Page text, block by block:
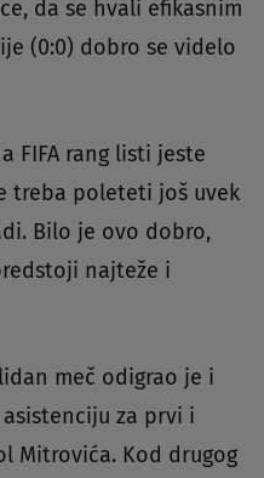
da se hvali efikasnim
(0:0) dobro se videlo
FIFA rang listi jeste
treba poleteti još uvek
Bilo je ovo dobro,
najteže i
meč odigrao je i
za prvi i
Mitrovića. Kod drugog